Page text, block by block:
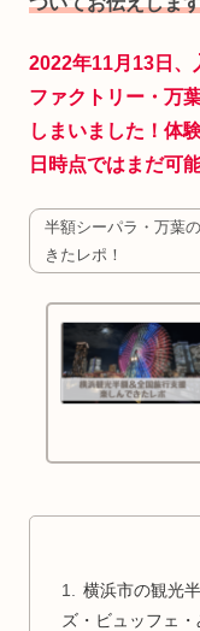
2022年11月13日、
ファクトリー・万
しまいました！体
日時点では まだ可
半額シーパラ・万葉
きたレポ！
横浜市の観光
ズ・ビュッフェ